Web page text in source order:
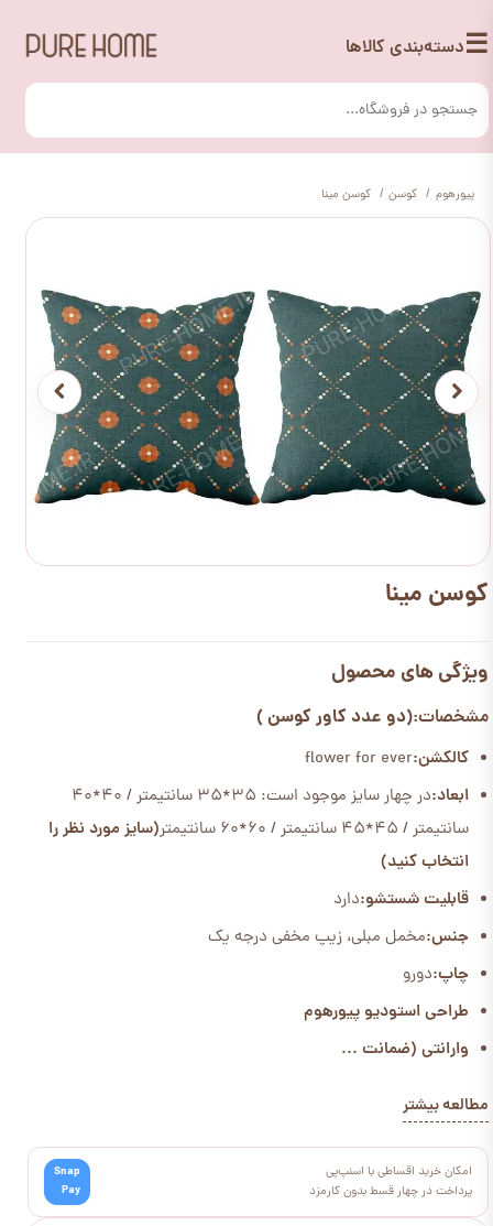
☰دسته‌بندی کالاها
پیورهوم کوسن کوسن مینا
کوسن مینا
ویژگی های محصول
مشخصات:(دو عدد کاور کوسن )
کالکشن:flower for ever
ابعاد:
در چهار سایز موجود است: 35*35 سانتیمتر / 40*40
سانتیمتر / 45*45 سانتیمتر / 60*60 سانتیمتر
(سایز مورد نظر را
انتخاب کنید)
قابلیت شستشو:دارد
جنس:مخمل مبلی، زیپ مخفی درجه یک
چاپ:دورو
طراحی استودیو پیورهوم
وارانتی (ضمانت ...
مطالعه بیشتر
امکان خرید اقساطی با اسنپ‌پی
پرداخت در چهار قسط بدون کارمزد
Snap
Pay